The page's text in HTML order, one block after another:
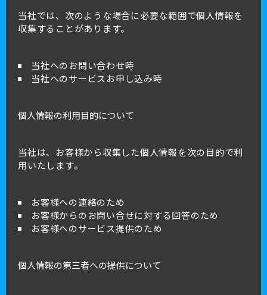
製品一覧はこちら
当社では、次のような場合に必要な範囲で個人情報を
収集することがあります。
当社へのお問い合わせ時
当社へのサービスお申し込み時
個人情報の利用目的について
当社は、お客様から収集した個人情報を次の目的で利
用いたします。
お客様への連絡のため
お客様からのお問い合せに対する回答のため
お客様へのサービス提供のため
個人情報の第三者への提供について